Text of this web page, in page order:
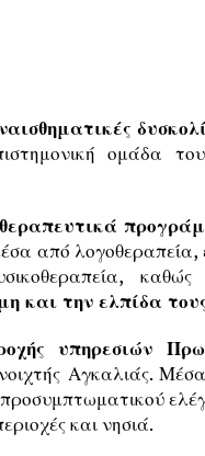
ομάδα
από λογοθεραπεία,
καθώς
και την ελπίδα
υπηρεσιών
Αγκαλιάς.
και νησιά.